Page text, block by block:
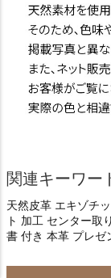
関連キーワー
天然皮革 エキゾチ
ト 加工 センター取
書 付き 本革 プレゼ